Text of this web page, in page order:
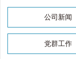
公司新闻
党群工作